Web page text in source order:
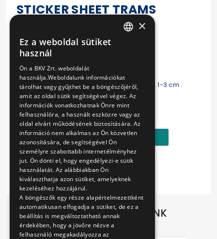
STICKER SHEET TRAMS
Termékadatok:
The sizes of the vehicles are different, cca. 1-3 cm .
Ár:
890 Ft
Kosárba
TOVÁBBI AJÁNLATAINK
×
Ez a weboldal sütiket
használ
Ön a BKV Zrt. weboldalát
használja.Weboldalunk információkat
tárolhat vagy gyűjthet be a böngészőjéről,
amit az oldal sütik segítségével végez. Az
információk vonatkozhatnak Önre mint
felhasználóra, a használt eszközre vagy az
oldal elvárt működésének biztosítására. Az
információ nem alkalmas az Ön közvetlen
azonosítására, de segítségével Ön
személyre szabottabb internetélményhez
jut. Ön dönti el, hogy engedélyezi-e sütik
használatát. Az alábbiakban Ön
kiválaszthatja azon sütiket, amelyeknek
kezeléséhez hozzájárul.
A böngészők egy része alapértelmezettként
automatikusan elfogadja a sütiket, de ez a
beállítás is megváltoztatható annak
érdekében, hogy a jövőre nézve a
felhasználó megakadályozza az